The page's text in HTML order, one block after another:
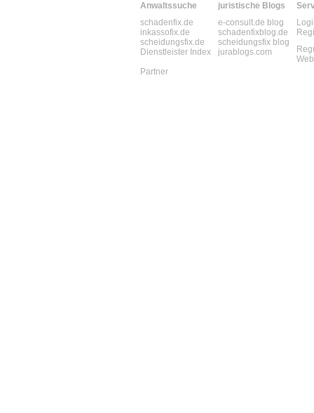
Anwaltssuche
schadenfix.de
inkassofix.de
scheidungsfix.de
Dienstleister Index
juristische Blogs
e-consult.de blog
schadenfixblog.de
scheidungsfix blog
jurablogs.com
Partner